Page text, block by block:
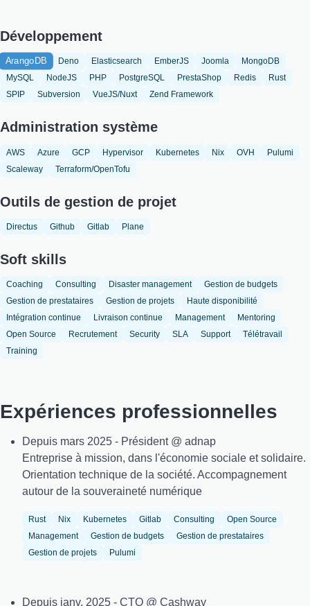
Développement
ArangoDB Deno Elasticsearch EmberJS Joomla
MongoDB
MySQL
NodeJS PHP PostgreSQL PrestaShop Redis
Rust
SPIP
Subversion VueJS/Nuxt Zend Framework
Administration système
AWS Azure GCP Hypervisor Kubernetes Nix OVH
Pulumi
Scaleway
Terraform/OpenTofu
Outils de gestion de projet
Directus Github Gitlab Plane
Soft skills
Coaching Consulting Disaster management
Gestion de budgets
Gestion de prestataires
Gestion de projets
Haute disponibilité
Intégration continue
Livraison continue Management
Mentoring
Open Source
Recrutement Security SLA Support
Télétravail
Training
Expériences professionnelles
Depuis mars 2025 - Président @ adnap
Entreprise à mission, dans l'économie sociale et solidaire.
Orientation technique de la société. Accompagnement
autour de la souveraineté numérique
Rust Nix Kubernetes Gitlab Consulting
Open Source
Management
Gestion de budgets
Gestion de prestataires
Gestion de projets
Pulumi
Depuis janv. 2025 - CTO @ Cashway